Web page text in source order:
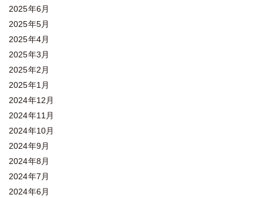
2025年6月
2025年5月
2025年4月
2025年3月
2025年2月
2025年1月
2024年12月
2024年11月
2024年10月
2024年9月
2024年8月
2024年7月
2024年6月